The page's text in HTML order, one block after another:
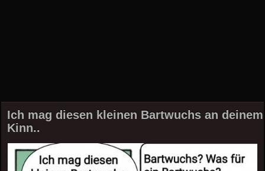
Ich mag diesen kleinen Bartwuchs an deinem
Kinn..